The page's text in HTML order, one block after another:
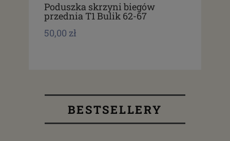
Poduszka skrzyni biegów
przednia T1 Bulik 62-67
50,00 zł
BESTSELLERY